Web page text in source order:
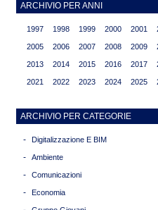
ARCHIVIO PER ANNI
1997 1998 1999 2000 2001
2005 2006 2007 2008 2009
2013 2014 2015 2016 2017
2021 2022 2023 2024 2025
ARCHIVIO PER CATEGORIE
- Digitalizzazione E BIM
- Ambiente
- Comunicazioni
- Economia